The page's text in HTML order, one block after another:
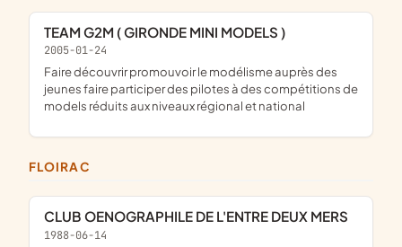
TEAM G2M ( GIRONDE MINI MODELS )
2005-01-24
faire découvrir promouvoir le modélisme auprès des
jeunes faire participer des pilotes à des compétitions de
models réduits aux niveaux régional et national
FLOIRAC
CLUB OENOGRAPHILE DE L'ENTRE DEUX MERS
1988-06-14